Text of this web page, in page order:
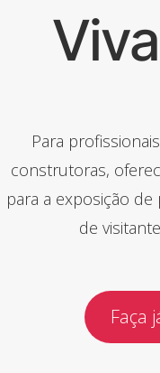
Para
construtoras,
para a exposição
de
Faça